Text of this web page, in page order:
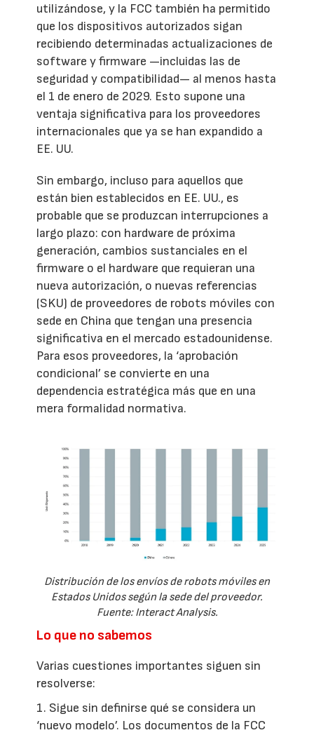
utilizándose, y la FCC también ha permitido
que los dispositivos autorizados sigan
recibiendo determinadas actualizaciones de
software y firmware —incluidas las de
seguridad y compatibilidad— al menos hasta
el 1 de enero de 2029. Esto supone una
ventaja significativa para los proveedores
internacionales que ya se han expandido a
EE. UU.
Sin embargo, incluso para aquellos que
están bien establecidos en EE. UU., es
probable que se produzcan interrupciones a
largo plazo: con hardware de próxima
generación, cambios sustanciales en el
firmware o el hardware que requieran una
nueva autorización, o nuevas referencias
(SKU) de proveedores de robots móviles con
sede en China que tengan una presencia
significativa en el mercado estadounidense.
Para esos proveedores, la ‘aprobación
condicional’ se convierte en una
dependencia estratégica más que en una
mera formalidad normativa.
Distribución de los envíos de robots móviles en
Estados Unidos según la sede del proveedor.
Fuente: Interact Analysis.
Lo que no sabemos
Varias cuestiones importantes siguen sin
resolverse:
1. Sigue sin definirse qué se considera un
‘nuevo modelo’. Los documentos de la FCC